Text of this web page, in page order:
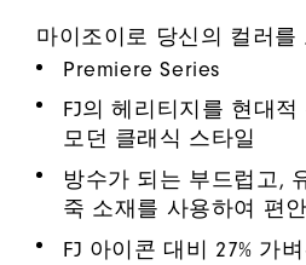
마이조이로 당신의 컬러를
Premiere Series
FJ의 헤리티지를 현대
모던 클래식 스타일
방수가 되는 부드럽고,
죽 소재를 사용하여 편
FJ 아이콘 대비 27% 가